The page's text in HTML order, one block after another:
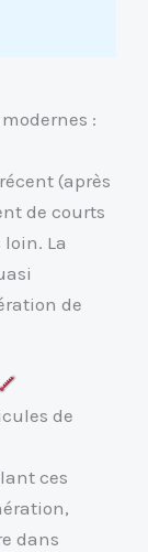
:
(après
de courts
La
de
de
ces
dans